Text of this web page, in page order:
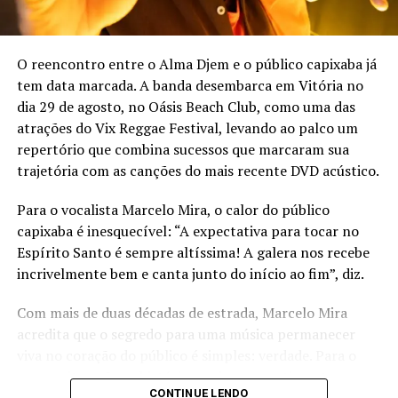
Dj ALOK
PRÉ-RÉVEILLON P12 GUARAPARI
Com Alok, Felipe Amorim, Durval Lelys, Ralk e Davi
Kneip
Quando:30/12, a partir das 20h30
Onde:Rod. do Sol, Km26 – Porto Grande, Guarapari
solidária/3º lote), à venda no siteBrasil Ticket.
TÓPICOS RELACIONADOS: GUARAPARI RÉVEILLON SHOWS
O reencontro entre o Alma Djem e o público capixaba já
tem data marcada. A banda desembarca em Vitória no
dia 29 de agosto, no Oásis Beach Club, como uma das
atrações do Vix Reggae Festival, levando ao palco um
repertório que combina sucessos que marcaram sua
trajetória com as canções do mais recente DVD acústico.
Para o vocalista Marcelo Mira, o calor do público
capixaba é inesquecível: “A expectativa para tocar no
Espírito Santo é sempre altíssima! A galera nos recebe
incrivelmente bem e canta junto do início ao fim”, diz.
Com mais de duas décadas de estrada, Marcelo Mira
acredita que o segredo para uma música permanecer
compositor, são as histórias reais e os sentimentos
CONTINUE LENDO